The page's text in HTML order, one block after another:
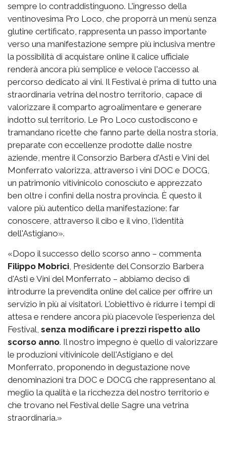
sempre lo contraddistinguono. L'ingresso della
ventinovesima Pro Loco, che proporrà un menù senza
glutine certificato, rappresenta un passo importante
verso una manifestazione sempre più inclusiva mentre
la possibilità di acquistare online il calice ufficiale
renderà ancora più semplice e veloce l'accesso al
percorso dedicato ai vini. Il Festival è prima di tutto una
straordinaria vetrina del nostro territorio, capace di
valorizzare il comparto agroalimentare e generare
indotto sul territorio. Le Pro Loco custodiscono e
tramandano ricette che fanno parte della nostra storia,
preparate con eccellenze prodotte dalle nostre
aziende, mentre il Consorzio Barbera d'Asti e Vini del
Monferrato valorizza, attraverso i vini DOC e DOCG,
un patrimonio vitivinicolo conosciuto e apprezzato
ben oltre i confini della nostra provincia. È questo il
valore più autentico della manifestazione: far
conoscere, attraverso il cibo e il vino, l'identità
dell'Astigiano».
«Dopo il successo dello scorso anno – commenta
Filippo Mobrici , Presidente del Consorzio Barbera
d'Asti e Vini del Monferrato – abbiamo deciso di
introdurre la prevendita online del calice per offrire un
servizio in più ai visitatori. L'obiettivo è ridurre i tempi di
attesa e rendere ancora più piacevole l'esperienza del
Festival, senza modificare i prezzi rispetto allo
scorso anno. Il nostro impegno è quello di valorizzare
le produzioni vitivinicole dell'Astigiano e del
Monferrato, proponendo in degustazione nove
denominazioni tra DOC e DOCG che rappresentano al
meglio la qualità e la ricchezza del nostro territorio e
che trovano nel Festival delle Sagre una vetrina
straordinaria.»